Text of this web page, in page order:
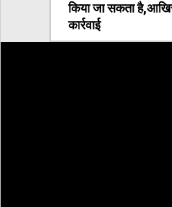
किया जा सकता
कार्रवाई